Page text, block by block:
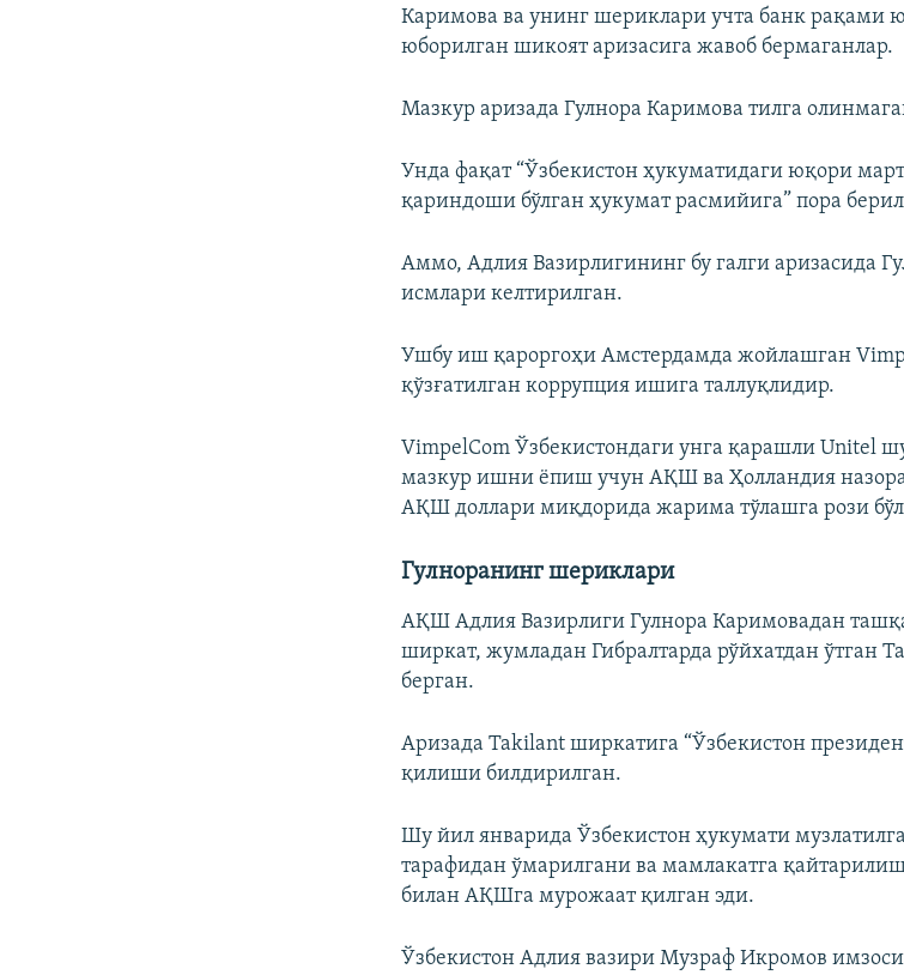
Каримова ва унинг шериклари учта банк рақами
юборилган шикоят аризасига жавоб бермаганлар.
Мазкур аризада Гулнора Каримова тилга
Унда фақат “Ўзбекистон ҳукуматидаги юқори
қариндоши бўлган ҳукумат расмийига” пора
Аммо, Адлия Вазирлигининг бу галги аризасида
исмлари келтирилган.
Ушбу иш қароргоҳи Амстердамда жойлашган
қўзғатилган коррупция ишига таллуқлидир.
VimpelCom Ўзбекистондаги унга қарашли Unitel
мазкур ишни ёпиш учун АҚШ ва Ҳолландия
АҚШ доллари миқдорида жарима тўлашга рози
Гулноранинг шериклари
АҚШ Адлия Вазирлиги Гулнора Каримовадан
ширкат, жумладан Гибралтарда рўйхатдан ўтган
берган.
Аризада Takilant ширкатига “Ўзбекистон
қилиши билдирилган.
Шу йил январида Ўзбекистон ҳукумати
тарафидан ўмарилгани ва мамлакатга
билан АҚШга мурожаат қилган эди.
Ўзбекистон Адлия вазири Музраф Икромов